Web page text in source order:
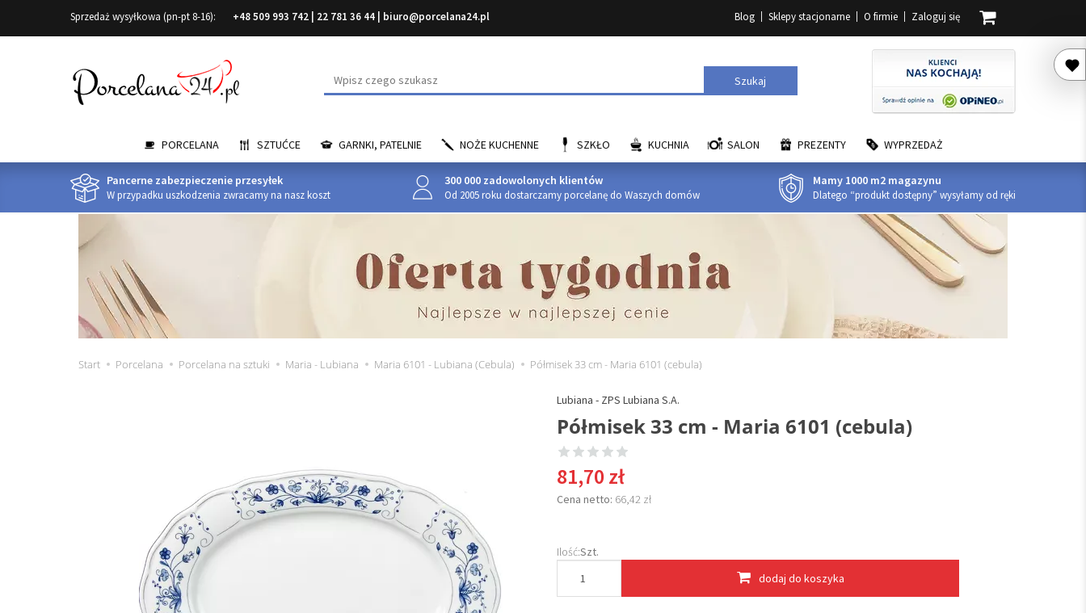
Sprzedaż wysyłkowa (pn-pt 8-16): +48 509 993 742 22 781 36 44 biuro@porcelana24.pl Blog Sklepy stacjonarne O firmie Zaloguj się
Wyszukaj Szukaj
PORCELANA SZTUĆCE GARNKI, PATELNIE NOŻE KUCHENNE SZKŁO KUCHNIA SALON PREZENTY WYPRZEDAŻ
Pancerne zabezpieczenie przesyłek
W przypadku uszkodzenia zwracamy na nasz koszt
300 000 zadowolonych klientów
Od 2005 roku dostarczamy porcelanę do Waszych domów
Mamy 1000 m2 magazynu
Dlatego “produkt dostępny” wysyłamy od ręki
Start Porcelana Porcelana na sztuki Maria - Lubiana Maria 6101 - Lubiana (Cebula) Półmisek 33 cm - Maria 6101 (cebula)
Lubiana - ZPS Lubiana S.A.
Półmisek 33 cm - Maria 6101 (cebula)
81,70 zł
Cena netto: 66,42 zł
Ilość:Szt.
dodaj do koszyka